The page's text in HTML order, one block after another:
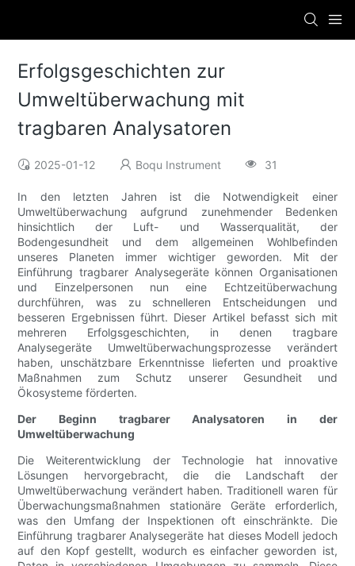
Erfolgsgeschichten zur
Umweltüberwachung mit
tragbaren Analysatoren
2025-01-12 Boqu Instrument 31
In den letzten Jahren ist die Notwendigkeit einer
Umweltüberwachung aufgrund zunehmender Bedenken
hinsichtlich der Luft- und Wasserqualität, der
Bodengesundheit und dem allgemeinen Wohlbefinden
unseres Planeten immer wichtiger geworden. Mit der
Einführung tragbarer Analysegeräte können Organisationen
und Einzelpersonen nun eine Echtzeitüberwachung
durchführen, was zu schnelleren Entscheidungen und
besseren Ergebnissen führt. Dieser Artikel befasst sich mit
mehreren Erfolgsgeschichten, in denen tragbare
Analysegeräte Umweltüberwachungsprozesse verändert
haben, unschätzbare Erkenntnisse lieferten und proaktive
Maßnahmen zum Schutz unserer Gesundheit und
Ökosysteme förderten.
Der Beginn tragbarer Analysatoren in der
Umweltüberwachung
Die Weiterentwicklung der Technologie hat innovative
Lösungen hervorgebracht, die die Landschaft der
Umweltüberwachung verändert haben. Traditionell waren für
Überwachungsmaßnahmen stationäre Geräte erforderlich,
was den Umfang der Inspektionen oft einschränkte. Die
Einführung tragbarer Analysegeräte hat dieses Modell jedoch
auf den Kopf gestellt, wodurch es einfacher geworden ist,